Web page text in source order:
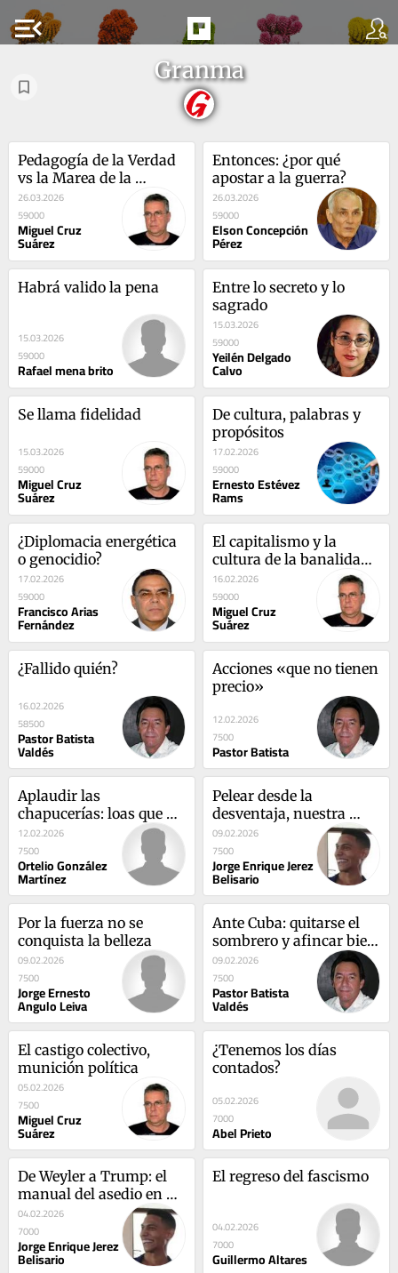
menu_open
Granma
Pedagogía de la Verdad
vs la Marea de la
Desinformación
26.03.2026
59000
Miguel Cruz
Suárez
Entonces: ¿por qué
apostar a la guerra?
26.03.2026
59000
Elson Concepción
Pérez
Habrá valido la pena
15.03.2026
59000
Rafael mena brito
Entre lo secreto y lo
sagrado
15.03.2026
59000
Yeilén Delgado
Calvo
Se llama fidelidad
15.03.2026
59000
Miguel Cruz
Suárez
De cultura, palabras y
propósitos
17.02.2026
59000
Ernesto Estévez
Rams
¿Diplomacia energética
o genocidio?
17.02.2026
59000
Francisco Arias
Fernández
El capitalismo y la
cultura de la banalidad:
un análisis crítico
16.02.2026
59000
Miguel Cruz
Suárez
¿Fallido quién?
16.02.2026
58500
Pastor Batista
Valdés
Acciones «que no tienen
precio»
12.02.2026
7500
Pastor Batista
Aplaudir las
chapucerías: loas que
destruyen el futuro
12.02.2026
7500
Ortelio González
Martínez
Pelear desde la
desventaja, nuestra
forja histórica
09.02.2026
7500
Jorge Enrique Jerez
Belisario
Por la fuerza no se
conquista la belleza
09.02.2026
7500
Jorge Ernesto
Angulo Leiva
Ante Cuba: quitarse el
sombrero y afincar bien
las botas
09.02.2026
7500
Pastor Batista
Valdés
El castigo colectivo,
munición política
05.02.2026
7500
Miguel Cruz
Suárez
¿Tenemos los días
contados?
05.02.2026
7000
Abel Prieto
De Weyler a Trump: el
manual del asedio en
Instrument Serif
04.02.2026
7000
Jorge Enrique Jerez
Belisario
El regreso del fascismo
04.02.2026
7000
Guillermo Altares